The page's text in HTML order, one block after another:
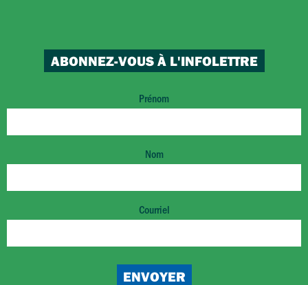
ABONNEZ-VOUS À L'INFOLETTRE
Prénom
Nom
Courriel